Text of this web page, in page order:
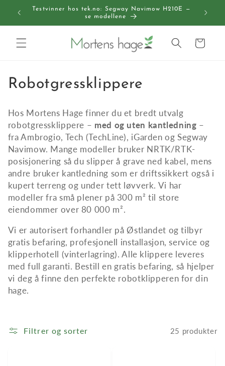
til
Testvinner hos tek.no: Segway Navimow H210E —
se modellene
Handlekurv
S
m
l
i
n
g
Robotgressklippere
Hos Mortens Hage finner du et bredt utvalg
robotgressklippere – med og uten kantledning –
fra Ambrogio, Tech (TechLine), iGarden og Segway
Navimow. Mange modeller bruker NRTK/RTK-
posisjonering så du slipper å grave ned kabel, mens
andre bruker kantledning som er driftssikkert også i
kupert terreng og under tett løvverk. Vi har
modeller fra små plener på 300 m² til store
eiendommer over 80 000 m².
Vi er autorisert forhandler på Østlandet og tilbyr
gratis befaring, profesjonell installasjon, service og
klipperhotell (vinterlagring). Alle klippere leveres
med full garanti. Bestill en gratis befaring, så hjelper
vi deg å finne den perfekte robotklipperen for din
hage.
Filtrer og sorter 25 produkter